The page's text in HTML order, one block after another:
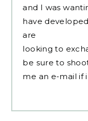
and I was
have
are
looking to
be sure to
me an e-mail if